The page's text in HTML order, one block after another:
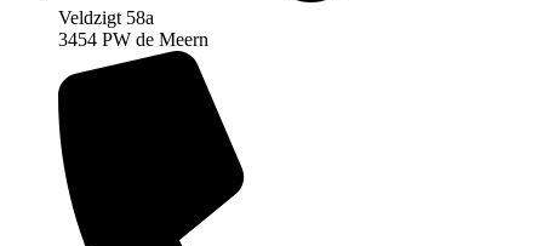
Veldzigt 58a
3454 PW de Meern